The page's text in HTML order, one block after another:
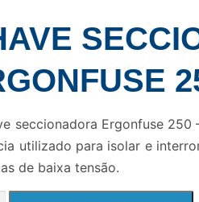
seccionadora Ergonfuse
utilizado para isolar e
de baixa tensão.